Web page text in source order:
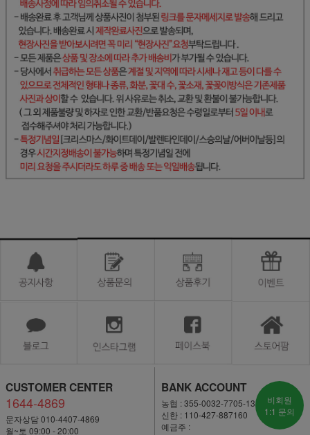
CUSTOMER CENTER
1644-4869
문자상담 010-4407-4869
월~토 09:00 - 20:00
BANK ACCOUNT
농협 : 355-0032-7705-13
신한 : 110-427-887160
예금주 :
비회원
1:1 문의